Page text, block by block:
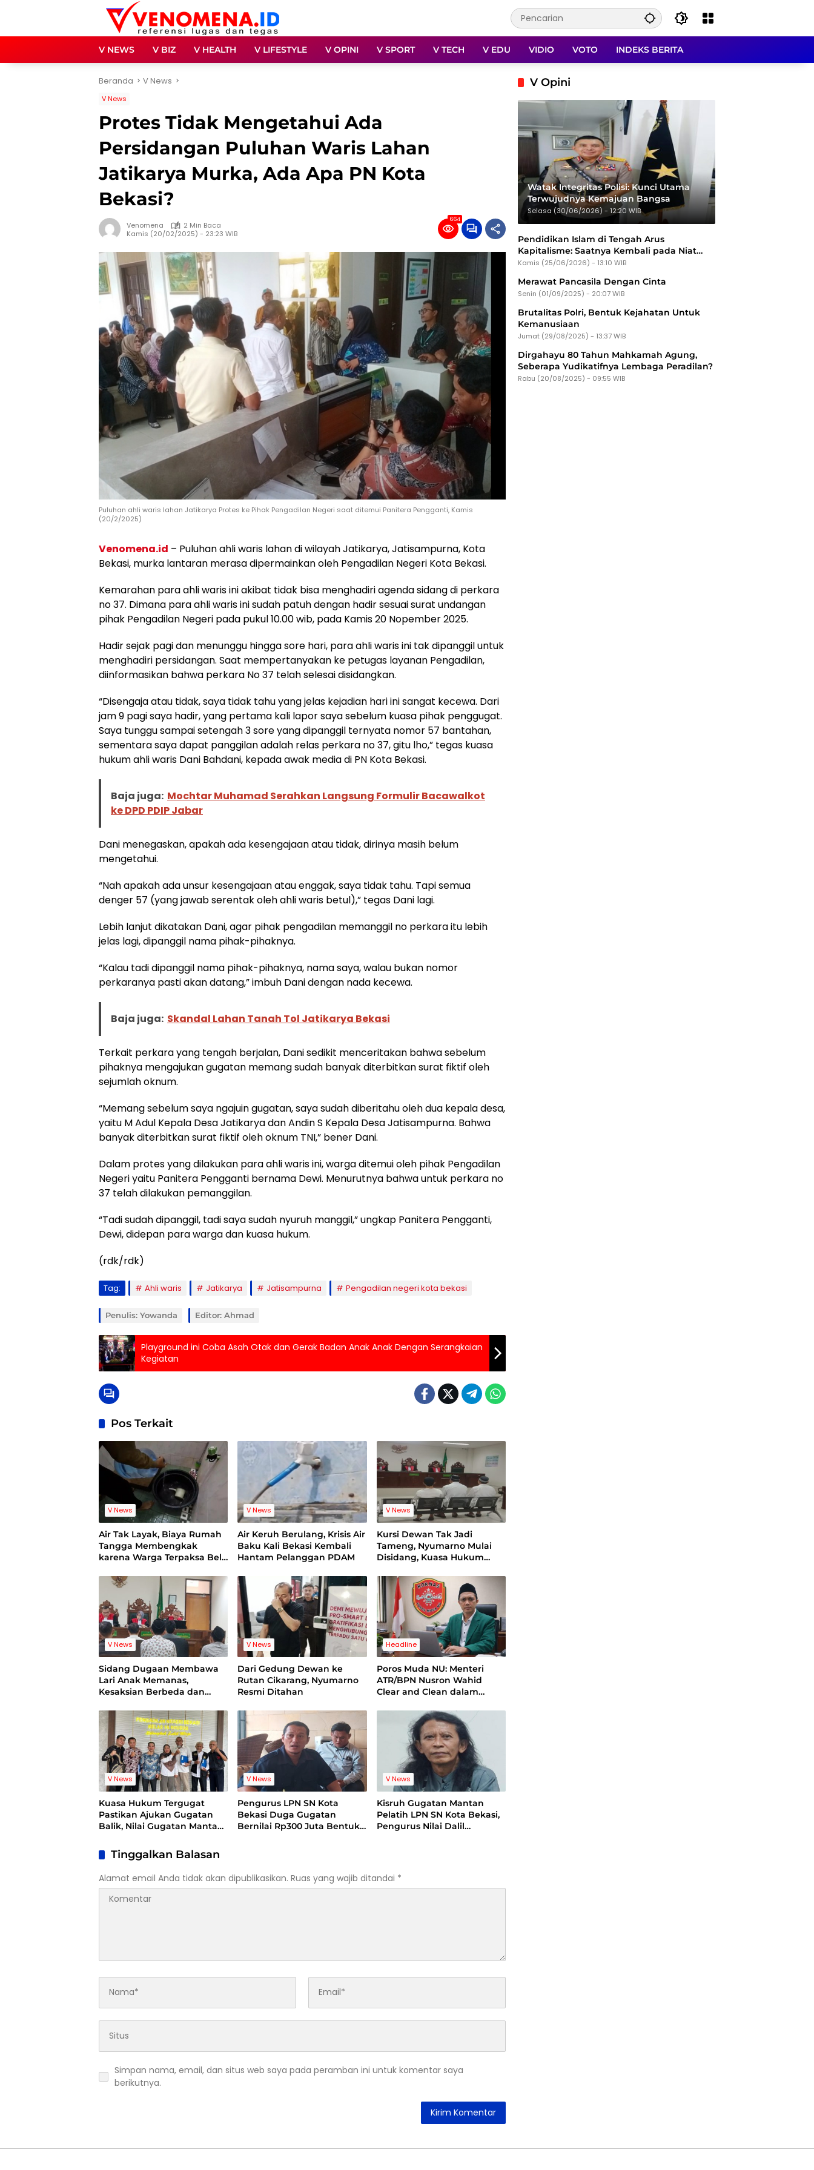
V NEWS V BIZ V HEALTH V LIFESTYLE V OPINI V SPORT V TECH V EDU VIDIO VOTO INDEKS BERITA
Beranda V News
V News
Protes Tidak Mengetahui Ada
Persidangan Puluhan Waris Lahan
Jatikarya Murka, Ada Apa PN Kota
Bekasi?
Venomena
2 Min Baca
Kamis (20/02/2025) - 23:23 WIB
664
Puluhan ahli waris lahan Jatikarya Protes ke Pihak Pengadilan Negeri saat ditemui Panitera Pengganti, Kamis
(20/2/2025)
Venomena.id – Puluhan ahli waris lahan di wilayah Jatikarya, Jatisampurna, Kota
Bekasi, murka lantaran merasa dipermainkan oleh Pengadilan Negeri Kota Bekasi.
Kemarahan para ahli waris ini akibat tidak bisa menghadiri agenda sidang di perkara
no 37. Dimana para ahli waris ini sudah patuh dengan hadir sesuai surat undangan
pihak Pengadilan Negeri pada pukul 10.00 wib, pada Kamis 20 Nopember 2025.
Hadir sejak pagi dan menunggu hingga sore hari, para ahli waris ini tak dipanggil untuk
menghadiri persidangan. Saat mempertanyakan ke petugas layanan Pengadilan,
diinformasikan bahwa perkara No 37 telah selesai disidangkan.
“Disengaja atau tidak, saya tidak tahu yang jelas kejadian hari ini sangat kecewa. Dari
jam 9 pagi saya hadir, yang pertama kali lapor saya sebelum kuasa pihak penggugat.
Saya tunggu sampai setengah 3 sore yang dipanggil ternyata nomor 57 bantahan,
sementara saya dapat panggilan adalah relas perkara no 37, gitu lho,” tegas kuasa
hukum ahli waris Dani Bahdani, kepada awak media di PN Kota Bekasi.
Baja juga: Mochtar Muhamad Serahkan Langsung Formulir Bacawalkot
ke DPD PDIP Jabar
Dani menegaskan, apakah ada kesengajaan atau tidak, dirinya masih belum
mengetahui.
“Nah apakah ada unsur kesengajaan atau enggak, saya tidak tahu. Tapi semua
denger 57 (yang jawab serentak oleh ahli waris betul),” tegas Dani lagi.
Lebih lanjut dikatakan Dani, agar pihak pengadilan memanggil no perkara itu lebih
jelas lagi, dipanggil nama pihak-pihaknya.
“Kalau tadi dipanggil nama pihak-pihaknya, nama saya, walau bukan nomor
perkaranya pasti akan datang,” imbuh Dani dengan nada kecewa.
Baja juga: Skandal Lahan Tanah Tol Jatikarya Bekasi
Terkait perkara yang tengah berjalan, Dani sedikit menceritakan bahwa sebelum
pihaknya mengajukan gugatan memang sudah banyak diterbitkan surat fiktif oleh
sejumlah oknum.
“Memang sebelum saya ngajuin gugatan, saya sudah diberitahu oleh dua kepala desa,
yaitu M Adul Kepala Desa Jatikarya dan Andin S Kepala Desa Jatisampurna. Bahwa
banyak diterbitkan surat fiktif oleh oknum TNI,” bener Dani.
Dalam protes yang dilakukan para ahli waris ini, warga ditemui oleh pihak Pengadilan
Negeri yaitu Panitera Pengganti bernama Dewi. Menurutnya bahwa untuk perkara no
37 telah dilakukan pemanggilan.
“Tadi sudah dipanggil, tadi saya sudah nyuruh manggil,” ungkap Panitera Pengganti,
Dewi, didepan para warga dan kuasa hukum.
(rdk/rdk)
Tag: Ahli waris Jatikarya Jatisampurna Pengadilan negeri kota bekasi
Penulis: Yowanda Editor: Ahmad
Playground ini Coba Asah Otak dan Gerak Badan Anak Anak Dengan Serangkaian
Kegiatan
Pos Terkait
V News
Air Tak Layak, Biaya Rumah
Tangga Membengkak
karena Warga Terpaksa Beli
V News
Air Keruh Berulang, Krisis Air
Baku Kali Bekasi Kembali
Hantam Pelanggan PDAM
V News
Kursi Dewan Tak Jadi
Tameng, Nyumarno Mulai
Disidang, Kuasa Hukum
Bebas Intervensi
V News
Sidang Dugaan Membawa
Lari Anak Memanas,
Kesaksian Berbeda dan
V News
Dari Gedung Dewan ke
Rutan Cikarang, Nyumarno
Resmi Ditahan
Headline
Poros Muda NU: Menteri
ATR/BPN Nusron Wahid
Clear and Clean dalam
Kuansing
V News
Kuasa Hukum Tergugat
Pastikan Ajukan Gugatan
Balik, Nilai Gugatan Mantan
Standing
V News
Pengurus LPN SN Kota
Bekasi Duga Gugatan
Bernilai Rp300 Juta Bentuk
V News
Kisruh Gugatan Mantan
Pelatih LPN SN Kota Bekasi,
Pengurus Nilai Dalil
Tinggalkan Balasan
Alamat email Anda tidak akan dipublikasikan. Ruas yang wajib ditandai *
Simpan nama, email, dan situs web saya pada peramban ini untuk komentar saya
berikutnya.
V Opini
Watak Integritas Polisi: Kunci Utama
Terwujudnya Kemajuan Bangsa
Selasa (30/06/2026) - 12:20 WIB
Pendidikan Islam di Tengah Arus
Kapitalisme: Saatnya Kembali pada Niat
dan Tujuan
Kamis (25/06/2026) - 13:10 WIB
Merawat Pancasila Dengan Cinta
Senin (01/09/2025) - 20:07 WIB
Brutalitas Polri, Bentuk Kejahatan Untuk
Kemanusiaan
Jumat (29/08/2025) - 13:37 WIB
Dirgahayu 80 Tahun Mahkamah Agung,
Seberapa Yudikatifnya Lembaga Peradilan?
Rabu (20/08/2025) - 09:55 WIB